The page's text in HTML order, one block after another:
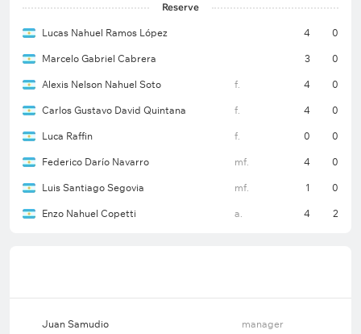
Reserve
Lucas Nahuel Ramos López 4 0
Marcelo Gabriel Cabrera 3 0
Alexis Nelson Nahuel Soto f. 4 0
Carlos Gustavo David Quintana f. 4 0
Luca Raffin f. 0 0
Federico Darío Navarro mf. 4 0
Luis Santiago Segovia mf. 1 0
Enzo Nahuel Copetti a. 4 2
Juan Samudio manager